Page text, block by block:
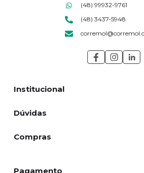
Institucional
Dúvidas
Compras
(48) 99932-9761
(48) 3437-5948
Pagamento